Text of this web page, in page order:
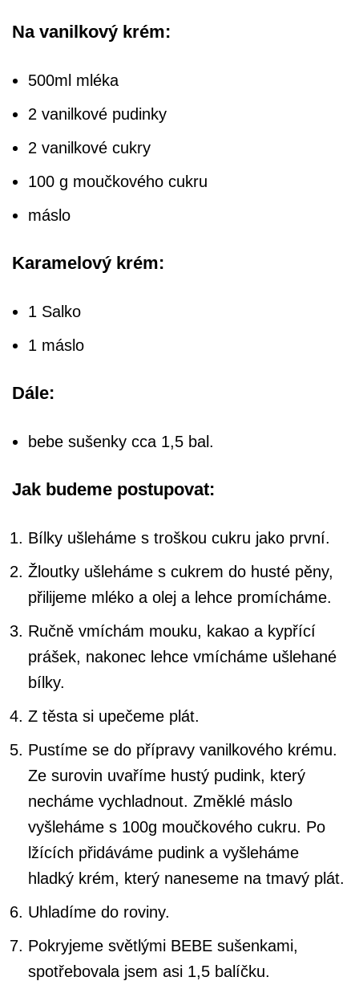
Na vanilkový krém:
500ml mléka
2 vanilkové pudinky
2 vanilkové cukry
100 g moučkového cukru
máslo
Karamelový krém:
1 Salko
1 máslo
Dále:
bebe sušenky cca 1,5 bal.
Jak budeme postupovat:
Bílky ušleháme s troškou cukru jako první.
Žloutky ušleháme s cukrem do husté pěny,
přilijeme mléko a olej a lehce promícháme.
Ručně vmíchám mouku, kakao a kypřící
prášek, nakonec lehce vmícháme ušlehané
bílky.
Z těsta si upečeme plát.
Pustíme se do přípravy vanilkového krému.
Ze surovin uvaříme hustý pudink, který
necháme vychladnout. Změklé máslo
vyšleháme s 100g moučkového cukru. Po
lžících přidáváme pudink a vyšleháme
hladký krém, který naneseme na tmavý plát.
Uhladíme do roviny.
Pokryjeme světlými BEBE sušenkami,
spotřebovala jsem asi 1,5 balíčku.